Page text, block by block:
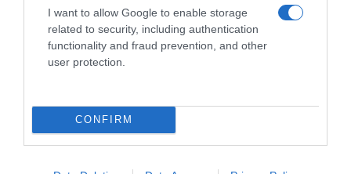
I want to allow Google to enable storage
related to security, including authentication
functionality and fraud prevention, and other
user protection.
CONFIRM